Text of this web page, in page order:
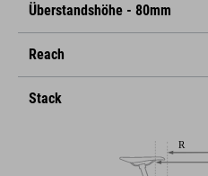
Überstandshöhe - 80mm
Reach
Stack